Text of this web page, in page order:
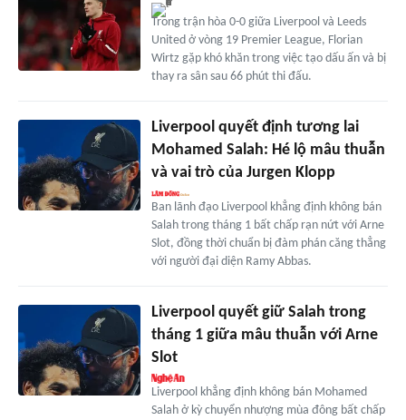
Trong trận hòa 0-0 giữa Liverpool và Leeds
United ở vòng 19 Premier League, Florian
Wirtz gặp khó khăn trong việc tạo dấu ấn và bị
thay ra sân sau 66 phút thi đấu.
Liverpool quyết định tương lai
Mohamed Salah: Hé lộ mâu thuẫn
và vai trò của Jurgen Klopp
Ban lãnh đạo Liverpool khẳng định không bán
Salah trong tháng 1 bất chấp rạn nứt với Arne
Slot, đồng thời chuẩn bị đàm phán căng thẳng
với người đại diện Ramy Abbas.
Liverpool quyết giữ Salah trong
tháng 1 giữa mâu thuẫn với Arne
Slot
Liverpool khẳng định không bán Mohamed
Salah ở kỳ chuyển nhượng mùa đông bất chấp